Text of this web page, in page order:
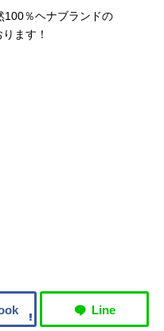
100％ヘナブランドの
ます！